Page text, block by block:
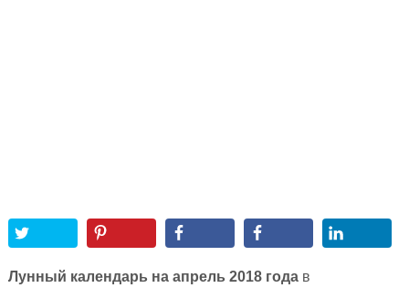
Лунный календарь на апрель 2018 годав